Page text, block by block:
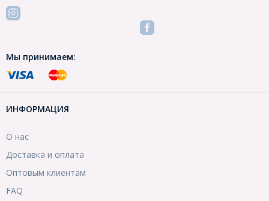
Мы принимаем:
ИНФОРМАЦИЯ
О нас
Доставка и оплата
Оптовым клиентам
FAQ